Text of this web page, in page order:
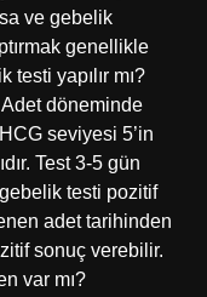
ve gebelik
genellikle
yapılır mı?
Adet döneminde
seviyesi 5’in
Test 3-5 gün
testi pozitif
adet tarihinden
sonuç verebilir.
var mı?